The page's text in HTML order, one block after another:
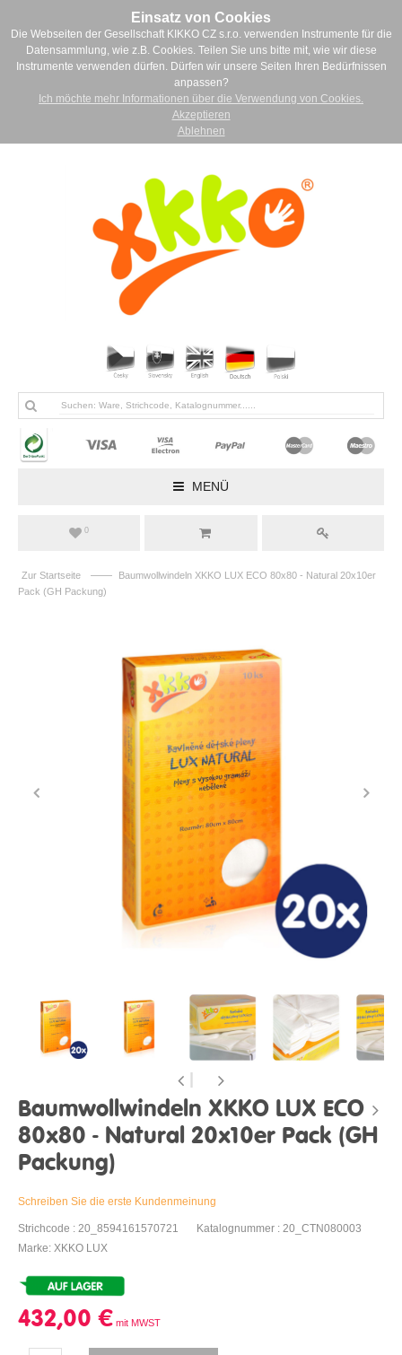
Einsatz von Cookies
Die Webseiten der Gesellschaft KIKKO CZ s.r.o. verwenden Instrumente für die
Datensammlung, wie z.B. Cookies. Teilen Sie uns bitte mit, wie wir diese
Instrumente verwenden dürfen. Dürfen wir unsere Seiten Ihren Bedürfnissen
anpassen?
Ich möchte mehr Informationen über die Verwendung von Cookies.
Akzeptieren
Ablehnen
MENÜ
0
Zur Startseite ——
Baumwollwindeln XKKO LUX ECO 80x80 - Natural 20x10er
Pack (GH Packung)
Baumwollwindeln XKKO LUX ECO
80x80 - Natural 20x10er Pack (GH
Packung)
Schreiben Sie die erste Kundenmeinung
Strichcode : 20_8594161570721
Katalognummer : 20_CTN080003
Marke: XKKO LUX
432,00 €